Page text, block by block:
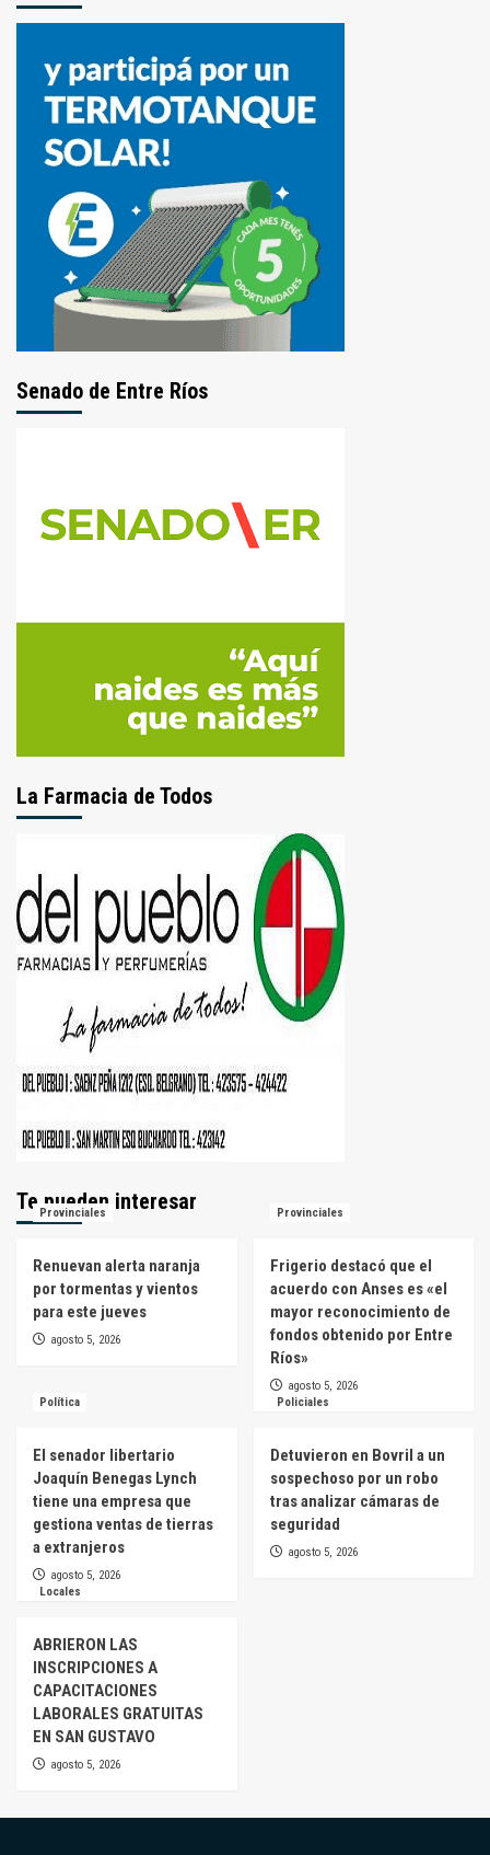
Senado de Entre Ríos
La Farmacia de Todos
Te pueden interesar
Provinciales
Renuevan alerta naranja
por tormentas y vientos
para este jueves
agosto 5, 2026
Provinciales
Frigerio destacó que el
acuerdo con Anses es «el
mayor reconocimiento de
fondos obtenido por Entre
Ríos»
agosto 5, 2026
Política
El senador libertario
Joaquín Benegas Lynch
tiene una empresa que
gestiona ventas de tierras
a extranjeros
agosto 5, 2026
Policiales
Detuvieron en Bovril a un
sospechoso por un robo
tras analizar cámaras de
seguridad
agosto 5, 2026
Locales
ABRIERON LAS
INSCRIPCIONES A
CAPACITACIONES
LABORALES GRATUITAS
EN SAN GUSTAVO
agosto 5, 2026